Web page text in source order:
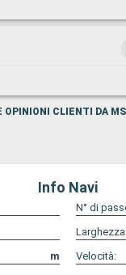
CLIENTI DA
Info Navi
N° di
m Velocità: